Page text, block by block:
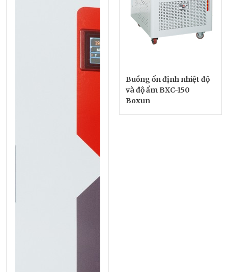
Buồng ổn định nhiệt độ
và độ ẩm BXC-150
Boxun